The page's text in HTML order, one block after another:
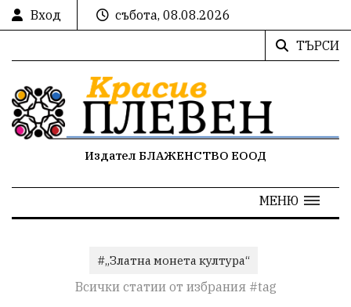
Вход
събота, 08.08.2026
ТЪРСИ
Издател БЛАЖЕНСТВО ЕООД
МЕНЮ
#„Златна монета култура“
Всички статии от избрания #tag